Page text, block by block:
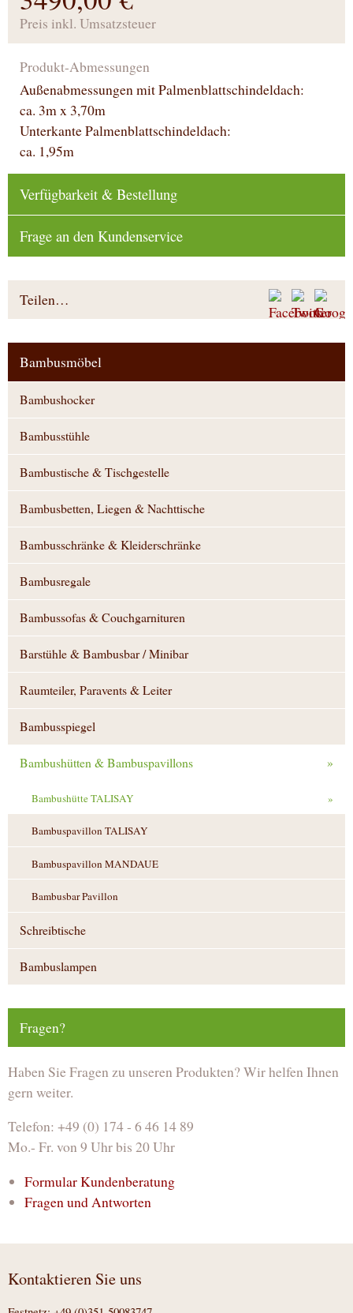
Preis inkl. Umsatzsteuer
Produkt-Abmessungen
Außenabmessungen mit Palmenblattschindeldach:
ca. 3m x 3,70m
Unterkante Palmenblattschindeldach:
ca. 1,95m
Verfügbarkeit & Bestellung
Frage an den Kundenservice
Teilen…
Bambusmöbel
Bambushocker
Bambusstühle
Bambustische & Tischgestelle
Bambusbetten, Liegen & Nachttische
Bambusschränke & Kleiderschränke
Bambusregale
Bambussofas & Couchgarnituren
Barstühle & Bambusbar / Minibar
Raumteiler, Paravents & Leiter
Bambusspiegel
Bambushütten & Bambuspavillons »
Bambushütte TALISAY »
Bambuspavillon TALISAY
Bambuspavillon MANDAUE
Bambusbar Pavillon
Schreibtische
Bambuslampen
Fragen?
Haben Sie Fragen zu unseren Produkten? Wir helfen Ihnen
gern weiter.
Telefon: +49 (0) 174 - 6 46 14 89
Mo.- Fr. von 9 Uhr bis 20 Uhr
Formular Kundenberatung
Fragen und Antworten
Kontaktieren Sie uns